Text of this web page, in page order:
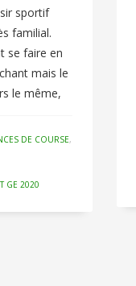
sportif
familial.
se faire en
mais le
le même,
DE COURSE,
GE 2020